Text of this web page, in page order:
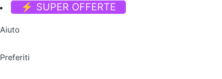
⚡ SUPER OFFERTE
Aiuto
Preferiti